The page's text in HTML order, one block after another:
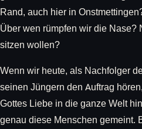
Rand, auch hier in
Über wen rümpfen wir die Nase?
sitzen wollen?
Wenn wir heute, als Nachfolger
seinen Jüngern den Auftrag
Gottes Liebe in die ganze Welt
genau diese Menschen gemeint.